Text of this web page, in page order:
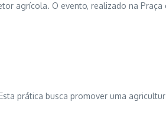
agrícola. O evento, realizado na Praça
prática busca promover uma